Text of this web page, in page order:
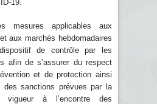
19.
mesures applicables aux
aux marchés hebdomadaires
de contrôle par les
afin de s’assurer du respect
et de protection ainsi
des sanctions prévues par la
vigueur à l’encontre des